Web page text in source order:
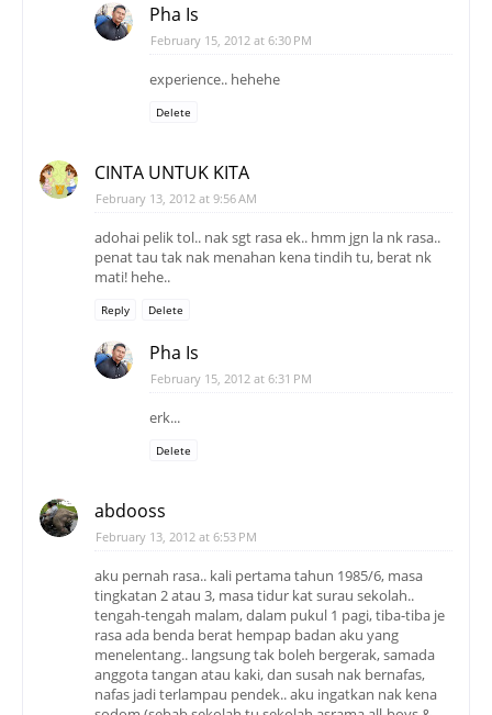
Pha Is
February 15, 2012 at 6:30 PM
experience.. hehehe
Delete
CINTA UNTUK KITA
February 13, 2012 at 9:56 AM
adohai pelik tol.. nak sgt rasa ek.. hmm jgn la nk rasa..
penat tau tak nak menahan kena tindih tu, berat nk
mati! hehe..
Reply Delete
Pha Is
February 15, 2012 at 6:31 PM
erk...
Delete
abdooss
February 13, 2012 at 6:53 PM
aku pernah rasa.. kali pertama tahun 1985/6, masa
tingkatan 2 atau 3, masa tidur kat surau sekolah..
tengah-tengah malam, dalam pukul 1 pagi, tiba-tiba je
rasa ada benda berat hempap badan aku yang
menelentang.. langsung tak boleh bergerak, samada
anggota tangan atau kaki, dan susah nak bernafas,
nafas jadi terlampau pendek.. aku ingatkan nak kena